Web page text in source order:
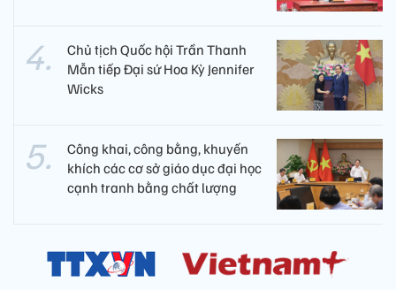
Chủ tịch Quốc hội Trần Thanh
Mẫn tiếp Đại sứ Hoa Kỳ Jennifer
Wicks
Công khai, công bằng, khuyến
khích các cơ sở giáo dục đại học
cạnh tranh bằng chất lượng​